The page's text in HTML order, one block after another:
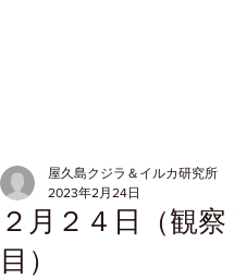
２月２４日（観察
目）
屋久島クジラ＆イルカ研究所
2023年2月24日